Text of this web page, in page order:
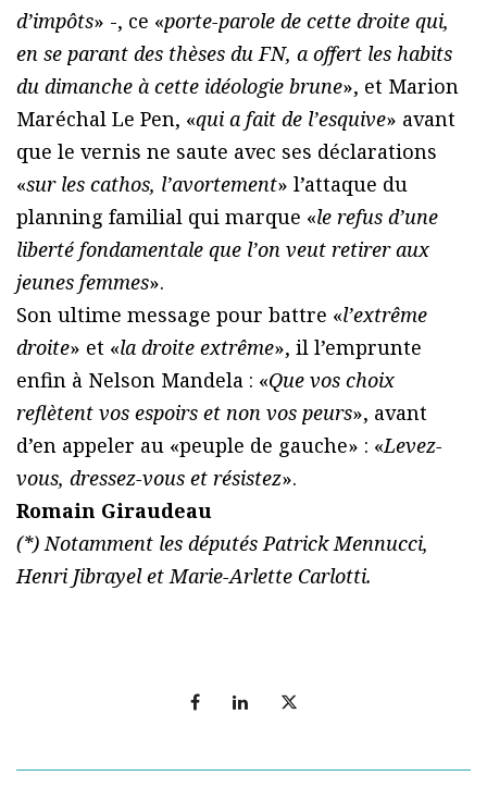
d’impôts» -, ce «porte-parole de cette droite qui,
en se parant des thèses du FN, a offert les habits
du dimanche à cette idéologie brune», et Marion
Maréchal Le Pen, «qui a fait de l’esquive» avant
que le vernis ne saute avec ses déclarations
«sur les cathos, l’avortement» l’attaque du
planning familial qui marque «le refus d’une
liberté fondamentale que l’on veut retirer aux
jeunes femmes».
Son ultime message pour battre «l’extrême
droite» et «la droite extrême», il l’emprunte
enfin à Nelson Mandela : «Que vos choix
reflètent vos espoirs et non vos peurs», avant
d’en appeler au «peuple de gauche» : «Levez-
vous, dressez-vous et résistez».
Romain Giraudeau
(*) Notamment les députés Patrick Mennucci,
Henri Jibrayel et Marie-Arlette Carlotti.